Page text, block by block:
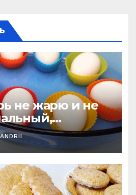
не жарю и не
вкуснее
ела
ANDRII